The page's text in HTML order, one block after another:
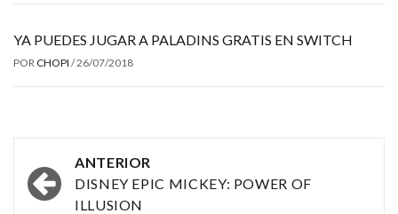
YA PUEDES JUGAR A PALADINS GRATIS EN SWITCH
POR CHOPI /26/07/2018
Navegación
por
ANTERIOR
DISNEY EPIC MICKEY: POWER OF
ILLUSION